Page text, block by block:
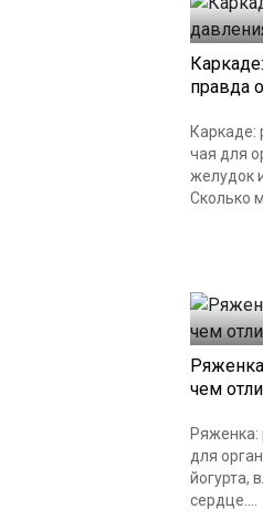
правда
Каркаде:
чая для
желудок
Сколько
чем
Ряженка:
для
йогурта,
сердце....